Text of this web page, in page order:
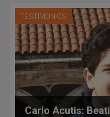
TESTIMONIOS
Carlo Acutis: